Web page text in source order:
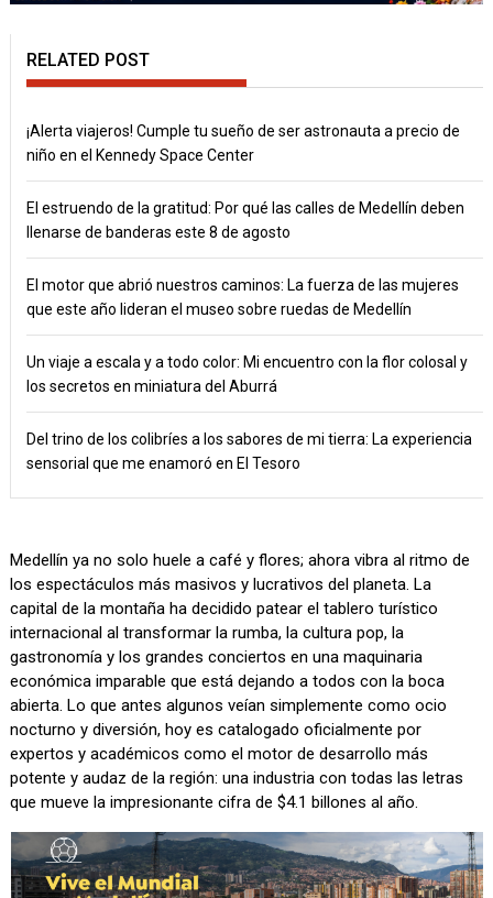
RELATED POST
¡Alerta viajeros! Cumple tu sueño de ser astronauta a precio de
niño en el Kennedy Space Center
El estruendo de la gratitud: Por qué las calles de Medellín deben
llenarse de banderas este 8 de agosto
El motor que abrió nuestros caminos: La fuerza de las mujeres
que este año lideran el museo sobre ruedas de Medellín
Un viaje a escala y a todo color: Mi encuentro con la flor colosal y
los secretos en miniatura del Aburrá
Del trino de los colibríes a los sabores de mi tierra: La experiencia
sensorial que me enamoró en El Tesoro
Medellín ya no solo huele a café y flores; ahora vibra al ritmo de
los espectáculos más masivos y lucrativos del planeta. La
capital de la montaña ha decidido patear el tablero turístico
internacional al transformar la rumba, la cultura pop, la
gastronomía y los grandes conciertos en una maquinaria
económica imparable que está dejando a todos con la boca
abierta. Lo que antes algunos veían simplemente como ocio
nocturno y diversión, hoy es catalogado oficialmente por
expertos y académicos como el motor de desarrollo más
potente y audaz de la región: una industria con todas las letras
que mueve la impresionante cifra de $4.1 billones al año.